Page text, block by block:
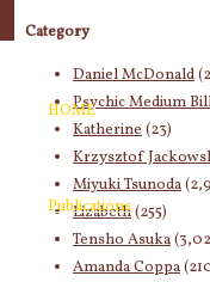
象:
HOME
Publications
Category
Daniel McDonald
Psychic Medium
Katherine(23)
Krzysztof
Miyuki Tsunoda
Lizabeth(255)
Tensho Asuka
Amanda Coppa